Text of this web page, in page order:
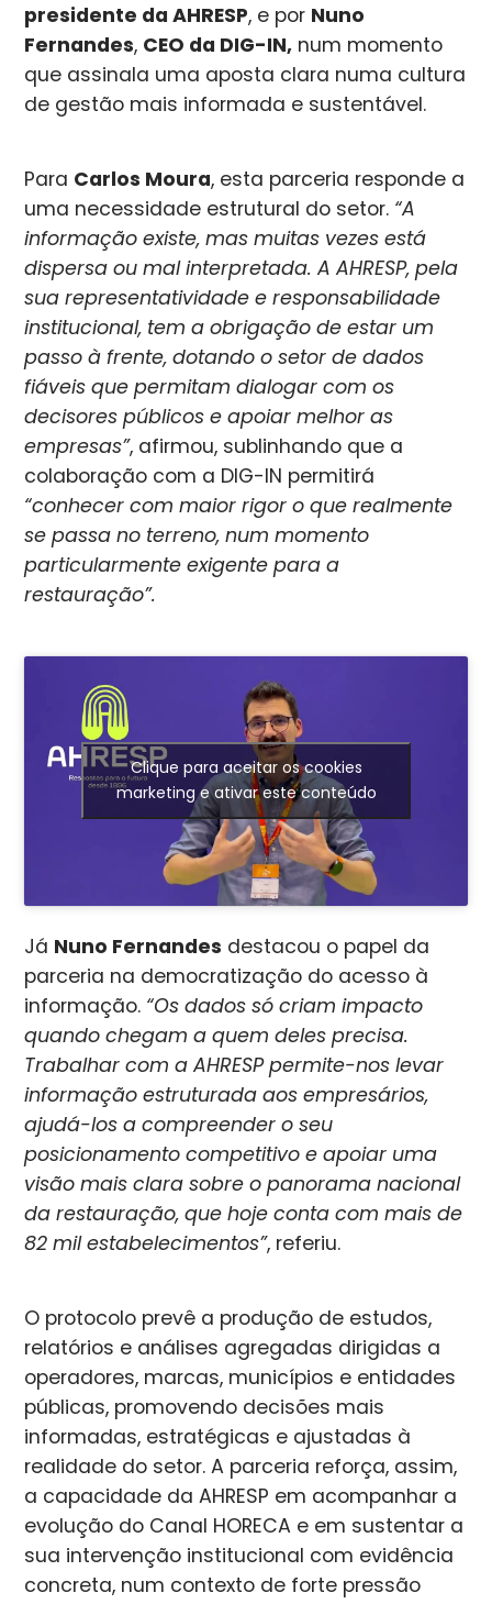
presidente da AHRESP, e por Nuno
Fernandes, CEO da DIG-IN, num momento
que assinala uma aposta clara numa cultura
de gestão mais informada e sustentável.
Para Carlos Moura, esta parceria responde a
uma necessidade estrutural do setor. “A
informação existe, mas muitas vezes está
dispersa ou mal interpretada. A AHRESP, pela
sua representatividade e responsabilidade
institucional, tem a obrigação de estar um
passo à frente, dotando o setor de dados
fiáveis que permitam dialogar com os
decisores públicos e apoiar melhor as
empresas”, afirmou, sublinhando que a
colaboração com a DIG-IN permitirá
“conhecer com maior rigor o que realmente
se passa no terreno, num momento
particularmente exigente para a
restauração”.
Clique para aceitar os cookies
marketing e ativar este conteúdo
Já Nuno Fernandes destacou o papel da
parceria na democratização do acesso à
informação. “Os dados só criam impacto
quando chegam a quem deles precisa.
Trabalhar com a AHRESP permite-nos levar
informação estruturada aos empresários,
ajudá-los a compreender o seu
posicionamento competitivo e apoiar uma
visão mais clara sobre o panorama nacional
da restauração, que hoje conta com mais de
82 mil estabelecimentos”, referiu.
O protocolo prevê a produção de estudos,
relatórios e análises agregadas dirigidas a
operadores, marcas, municípios e entidades
públicas, promovendo decisões mais
informadas, estratégicas e ajustadas à
realidade do setor. A parceria reforça, assim,
a capacidade da AHRESP em acompanhar a
evolução do Canal HORECA e em sustentar a
sua intervenção institucional com evidência
concreta, num contexto de forte pressão